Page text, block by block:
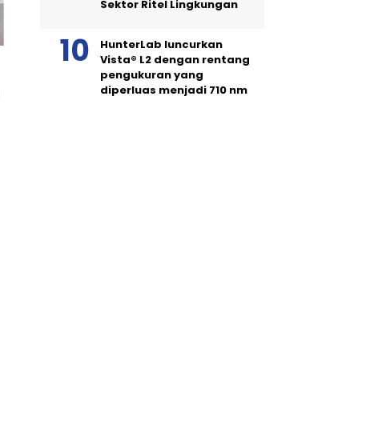
Sektor Ritel Lingkungan
HunterLab luncurkan
Vista® L2 dengan rentang
pengukuran yang
diperluas menjadi 710 nm